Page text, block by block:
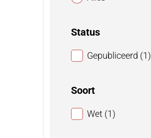
Status
Gepubliceerd (1)
Soort
Wet (1)